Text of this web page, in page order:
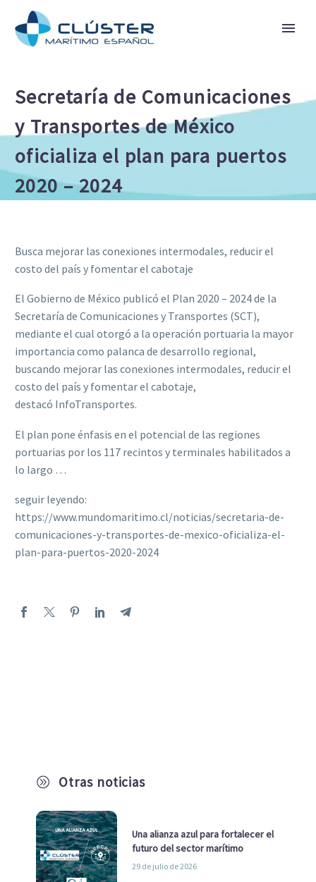
Secretaría de Comunicaciones
y Transportes de México
oficializa el plan para puertos
2020 – 2024
A Otras noticias
Una alianza azul para fortalecer el
futuro del sector marítimo
29 de julio de 2026
Busca mejorar las conexiones intermodales, reducir el
costo del país y fomentar el cabotaje
El Gobierno de México publicó el Plan 2020 – 2024 de la
Secretaría de Comunicaciones y Transportes (SCT),
mediante el cual otorgó a la operación portuaria la mayor
importancia como palanca de desarrollo regional,
buscando mejorar las conexiones intermodales, reducir el
costo del país y fomentar el cabotaje,
destacó InfoTransportes.
El plan pone énfasis en el potencial de las regiones
portuarias por los 117 recintos y terminales habilitados a
lo largo …
seguir leyendo:
https://www.mundomaritimo.cl/noticias/secretaria-de-
comunicaciones-y-transportes-de-mexico-oficializa-el-
plan-para-puertos-2020-2024